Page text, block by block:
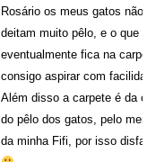
Rosário os meus gatos não
deitam muito pêlo, e o que
eventualmente fica na
consigo aspirar com
Além disso a carpete é da
do pêlo dos gatos, pelo
da minha Fifi, por isso